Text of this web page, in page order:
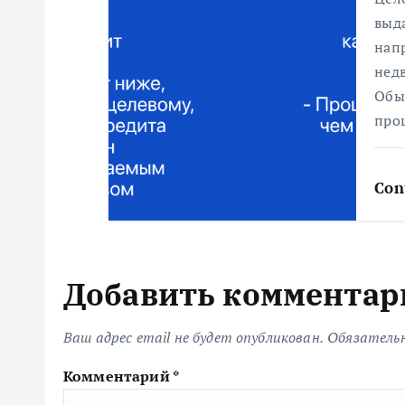
Добавить
Ваш адрес email не будет опубликован.
Комментарий*